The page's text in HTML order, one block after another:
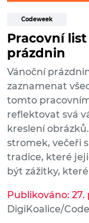
Codeweek
Pracovní
prázdnin
Vánoční
zaznamenat
tomto
reflektovat svá
kreslení
stromek, večeři
tradice, které
být zážitky,
Publikováno: 27.
DigiKoalice/